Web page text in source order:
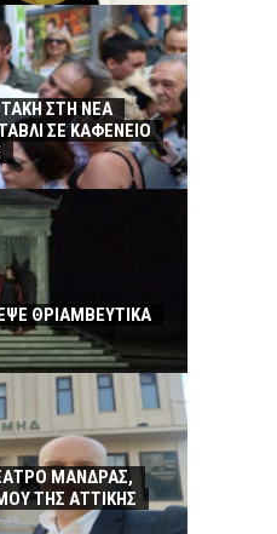
ΣΤΗ ΝΕΑ
ΣΕ ΚΑΦΕΝΕΙΟ
ΘΡΙΑΜΒΕΥΤΙΚΑ
ΜΑΝΔΡΑΣ,
ΤΗΣ ΑΤΤΙΚΗΣ